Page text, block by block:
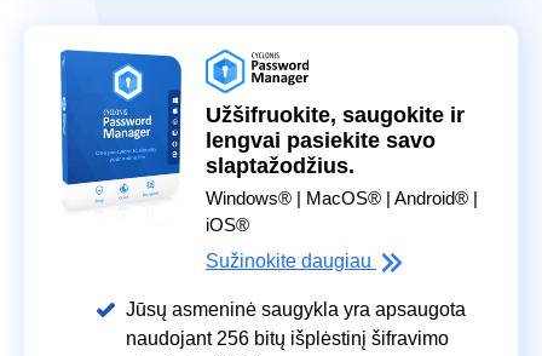
Užšifruokite, saugokite ir
lengvai pasiekite savo
slaptažodžius.
Windows® | MacOS® | Android® |
iOS®
Sužinokite daugiau
Jūsų asmeninė saugykla yra apsaugota
naudojant 256 bitų išplėstinį šifravimo